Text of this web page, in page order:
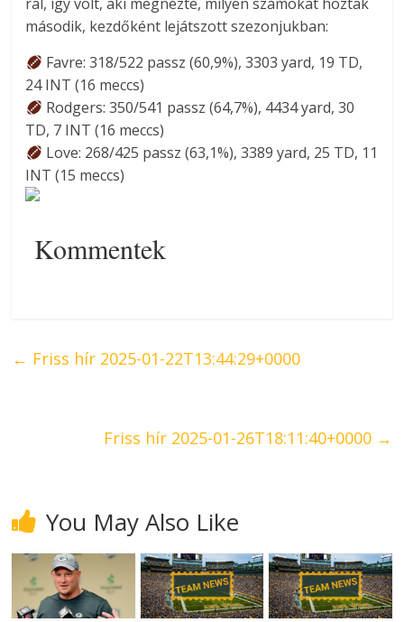
második, kezdőként lejátszott szezonjukban:
Favre: 318/522 passz (60,9%), 3303 yard, 19 TD,
24 INT (16 meccs)
Rodgers: 350/541 passz (64,7%), 4434 yard, 30
TD, 7 INT (16 meccs)
Love: 268/425 passz (63,1%), 3389 yard, 25 TD, 11
INT (15 meccs)
Kommentek
← Friss hír 2025-01-22T13:44:29+0000
Friss hír 2025-01-26T18:11:40+0000 →
You May Also Like